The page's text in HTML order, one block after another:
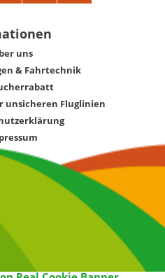
uns
& Fahrtechnik
unsicheren Fluglinien